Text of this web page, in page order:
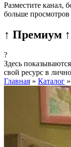
Разместите канал,
больше просмотров
↑ Премиум ↑
?
Здесь
свой ресурс в
Главная » Каталог »